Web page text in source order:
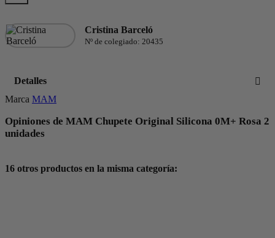
Cristina Barceló
Nº de colegiado: 20435
Detalles
Marca MAM
Opiniones de MAM Chupete Original Silicona 0M+ Rosa 2
unidades
16 otros productos en la misma categoría: